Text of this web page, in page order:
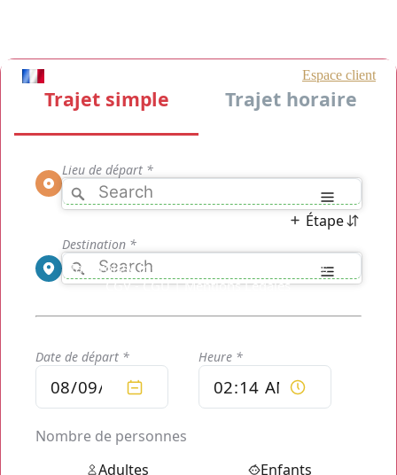
Taxisroissy.fr © 2021 - Tous droits réservés
CGV - CGU|Mentions Légales
entre Paris Orly et Charles de Gaulle
Charles de Gaulle?
Roissybus Montparnasse - Les
Horaires|Paris Charles de Gaulle jusqu'au Centre-
ville|Les Bus de Roissy - Porte Maillot
RER Orly CDG?| Distance entre l'Aeroport Orly et